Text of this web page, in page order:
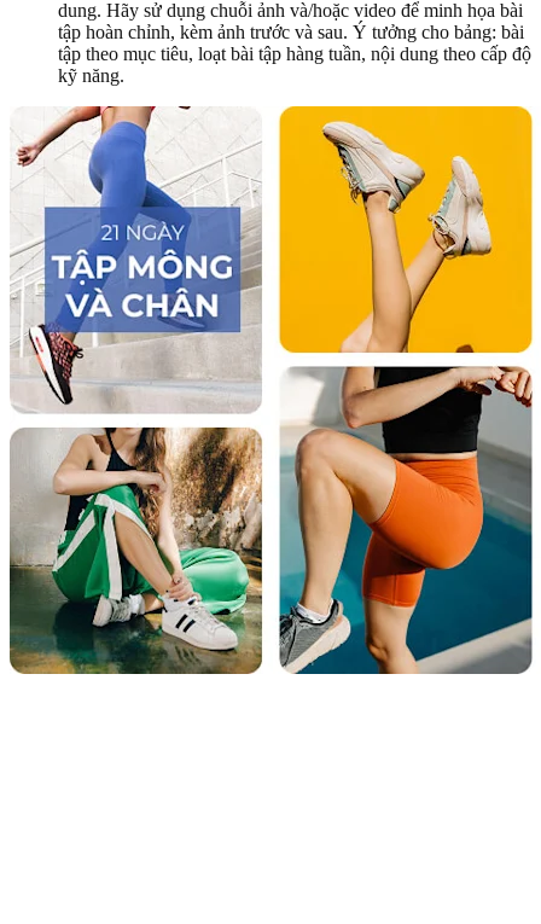
dung. Hãy sử dụng chuỗi ảnh và/hoặc video để minh họa bài
tập hoàn chỉnh, kèm ảnh trước và sau. Ý tưởng cho bảng: bài
tập theo mục tiêu, loạt bài tập hàng tuần, nội dung theo cấp độ
kỹ năng.